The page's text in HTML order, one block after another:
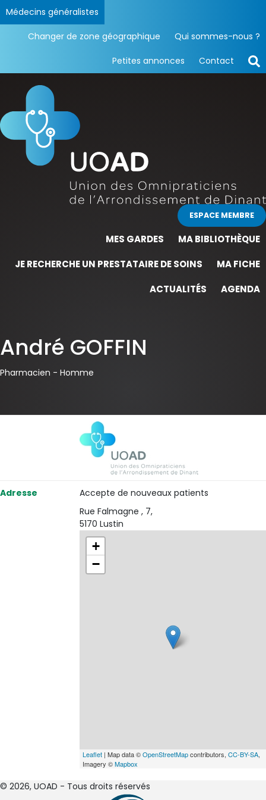
Médecins généralistes
Changer de zone géographique Qui sommes-nous ?
Petites annonces Contact
ESPACE MEMBRE
MES GARDES
MA BIBLIOTHÈQUE
JE RECHERCHE UN PRESTATAIRE DE SOINS
MA FICHE
ACTUALITÉS
AGENDA
André GOFFIN
Pharmacien - Homme
Adresse
Accepte de nouveaux patients
Rue Falmagne , 7,
5170 Lustin
+
−
Leaflet | Map data ©OpenStreetMapcontributors,CC-BY-SA,
Imagery ©Mapbox
© 2026, UOAD - Tous droits réservés